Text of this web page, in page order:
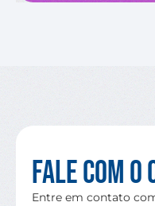
Fale com o
Entre em contato